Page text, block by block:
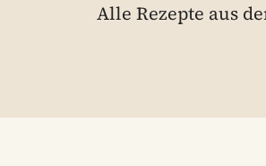
Alle Rezepte aus